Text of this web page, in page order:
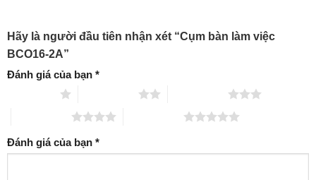
Hãy là người đầu tiên nhận xét “Cụm bàn làm việc
BCO16-2A”
Đánh giá của bạn *
Đánh giá của bạn *